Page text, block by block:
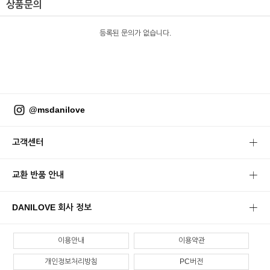
상품문의
등록된 문의가 없습니다.
@msdanilove
고객센터
교환 반품 안내
DANILOVE 회사 정보
이용안내 이용약관
개인정보처리방침 PC버전